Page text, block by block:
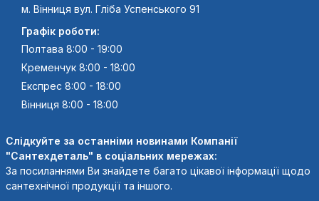
м. Вінниця вул. Гліба Успенського 91
Графік роботи:
Полтава 8:00 - 19:00
Кременчук 8:00 - 18:00
Експрес 8:00 - 18:00
Вінниця 8:00 - 18:00
Слідкуйте за останніми новинами Компанії
"Сантехдеталь" в соціальних мережах:
За посиланнями Ви знайдете багато цікавої інформації щодо
сантехнічної продукції та іншого.